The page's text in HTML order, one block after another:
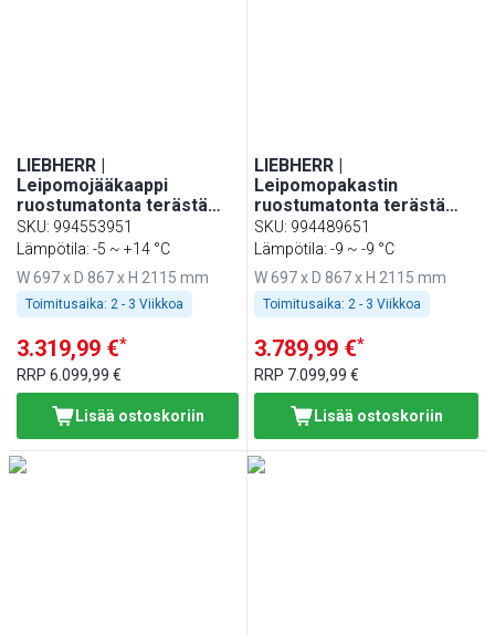
LIEBHERR |
Leipomojääkaappi
ruostumatonta terästä
PERFECTION - 602 L - EN
600x400 - sisätilat
ruostumatonta terästä - 1
ovi & WiFi-yhteys
SKU: 994553951
Lämpötila: -5 ~ +14 °C
W 697 x D 867 x H 2115 mm
Toimitusaika: 2 - 3 Viikkoa
3.319,99 €*
RRP 6.099,99 €
Lisää ostoskoriin
LIEBHERR |
Leipomopakastin
ruostumatonta terästä
PERFECTION - 602 L - EN
600x400 - sisätilat
ruostumatonta terästä - 1
ovi & WiFi-yhteys
SKU: 994489651
Lämpötila: -9 ~ -9 °C
W 697 x D 867 x H 2115 mm
Toimitusaika: 2 - 3 Viikkoa
3.789,99 €*
RRP 7.099,99 €
Lisää ostoskoriin